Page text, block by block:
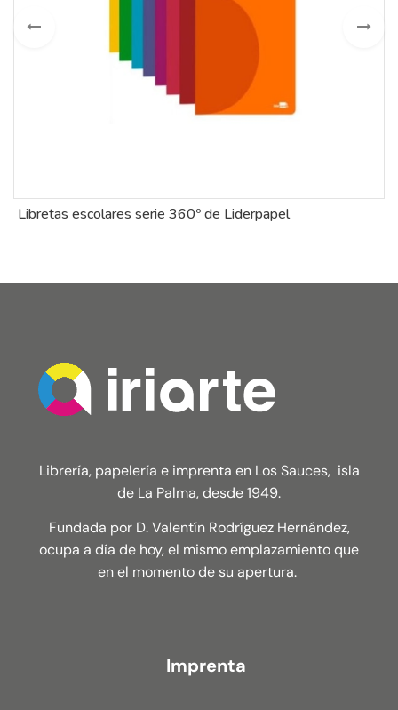
Libretas escolares serie 360º de Liderpapel
Librería, papelería e imprenta en Los Sauces, isla
de La Palma, desde 1949.
Fundada por D. Valentín Rodríguez Hernández,
ocupa a día de hoy, el mismo emplazamiento que
en el momento de su apertura.
Imprenta